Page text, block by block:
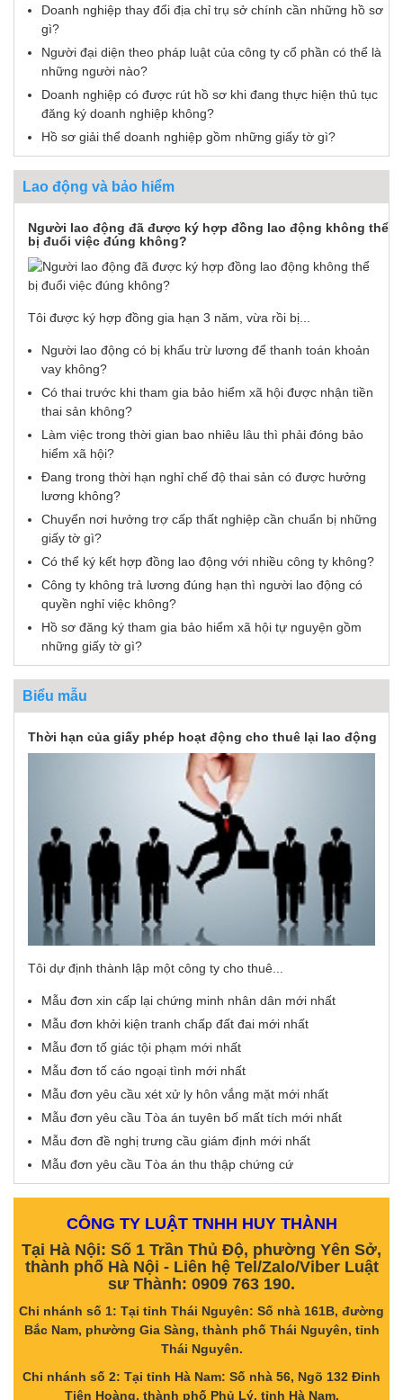
Doanh nghiệp thay đổi địa chỉ trụ sở chính cần những hồ sơ
gì?
Người đại diện theo pháp luật của công ty cổ phần có thể là
những người nào?
Doanh nghiệp có được rút hồ sơ khi đang thực hiện thủ tục
đăng ký doanh nghiệp không?
Hồ sơ giải thể doanh nghiệp gồm những giấy tờ gì?
Lao động và bảo hiểm
Người lao động đã được ký hợp đồng lao động không thể
bị đuổi việc đúng không?
Tôi được ký hợp đồng gia hạn 3 năm, vừa rồi bị...
Người lao động có bị khấu trừ lương để thanh toán khoản
vay không?
Có thai trước khi tham gia bảo hiểm xã hội được nhận tiền
thai sản không?
Làm việc trong thời gian bao nhiêu lâu thì phải đóng bảo
hiểm xã hội?
Đang trong thời hạn nghỉ chế độ thai sản có được hưởng
lương không?
Chuyển nơi hưởng trợ cấp thất nghiệp cần chuẩn bị những
giấy tờ gì?
Có thể ký kết hợp đồng lao động với nhiều công ty không?
Công ty không trả lương đúng hạn thì người lao động có
quyền nghỉ việc không?
Hồ sơ đăng ký tham gia bảo hiểm xã hội tự nguyện gồm
những giấy tờ gì?
Biểu mẫu
Thời hạn của giấy phép hoạt động cho thuê lại lao động
Tôi dự định thành lập một công ty cho thuê...
Mẫu đơn xin cấp lại chứng minh nhân dân mới nhất
Mẫu đơn khởi kiện tranh chấp đất đai mới nhất
Mẫu đơn tố giác tội phạm mới nhất
Mẫu đơn tố cáo ngoại tình mới nhất
Mẫu đơn yêu cầu xét xử ly hôn vắng mặt mới nhất
Mẫu đơn yêu cầu Tòa án tuyên bố mất tích mới nhất
Mẫu đơn đề nghị trưng cầu giám định mới nhất
Mẫu đơn yêu cầu Tòa án thu thập chứng cứ
CÔNG TY LUẬT TNHH HUY THÀNH
Tại Hà Nội: Số 1 Trần Thủ Độ, phường Yên Sở,
thành phố Hà Nội - Liên hệ Tel/Zalo/Viber Luật
sư Thành: 0909 763 190.
Chi nhánh số 1: Tại tỉnh Thái Nguyên: Số nhà 161B, đường
Bắc Nam, phường Gia Sàng, thành phố Thái Nguyên, tỉnh
Thái Nguyên.
Chi nhánh số 2: Tại tỉnh Hà Nam: Số nhà 56, Ngõ 132 Đinh
Tiên Hoàng, thành phố Phủ Lý, tỉnh Hà Nam.